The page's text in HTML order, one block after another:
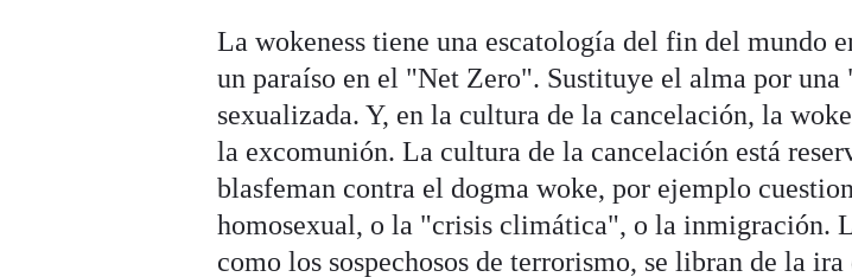
La wokeness tiene una escatología del fin del mundo
un paraíso en el "Net Zero". Sustituye el alma por
sexualizada. Y, en la cultura de la cancelación, la
la excomunión. La cultura de la cancelación está
blasfeman contra el dogma woke, por ejemplo
homosexual, o la "crisis climática", o la inmigración.
como los sospechosos de terrorismo, se libran de la